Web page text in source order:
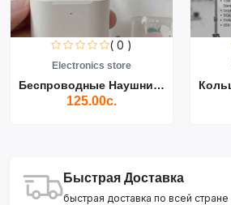
( 0 )
Electronics store
Беспроводные Наушники Air...
125.00с.
Быстрая Доставка
быстрая доставка по всей стране